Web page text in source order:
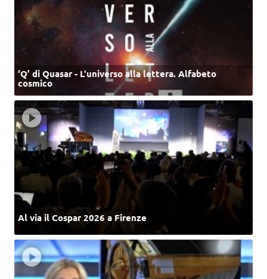
‘Q’ di Quasar - L'universo alla lettera. Alfabeto
cosmico
Al via il Cospar 2026 a Firenze